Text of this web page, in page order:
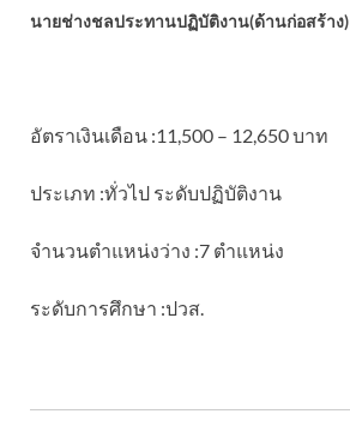
นายช่างชลประทานปฏิบัติงาน(ด้านก่อสร้าง)
อัตราเงินเดือน :11,500 – 12,650 บาท
ประเภท :ทั่วไป ระดับปฏิบัติงาน
จำนวนตำแหน่งว่าง :7 ตำแหน่ง
ระดับการศึกษา :ปวส.